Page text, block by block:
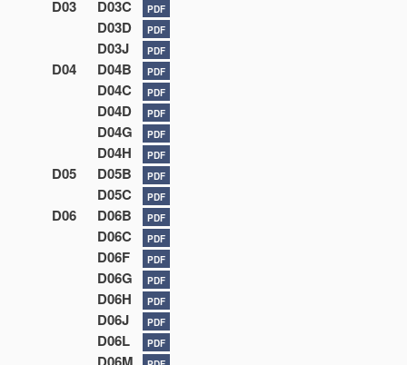
D03 D03C PDF
D03D PDF
D03J PDF
D04 D04B PDF
D04C PDF
D04D PDF
D04G PDF
D04H PDF
D05 D05B PDF
D05C PDF
D06 D06B PDF
D06C PDF
D06F PDF
D06G PDF
D06H PDF
D06J PDF
D06L PDF